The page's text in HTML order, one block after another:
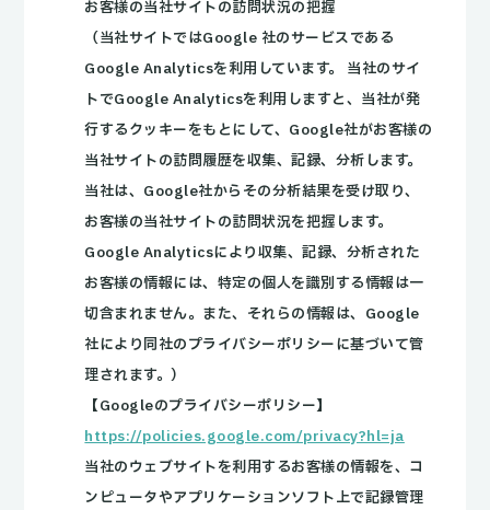
お客様の当社サイトの訪問状況の把握
（当社サイトではGoogle 社のサービスである
Google Analyticsを利用しています。 当社のサイ
トでGoogle Analyticsを利用しますと、当社が発
行するクッキーをもとにして、Google社がお客様の
当社サイトの訪問履歴を収集、記録、分析します。
当社は、Google社からその分析結果を受け取り、
お客様の当社サイトの訪問状況を把握します。
Google Analyticsにより収集、記録、分析された
お客様の情報には、特定の個人を識別する情報は一
切含まれません。また、それらの情報は、Google
社により同社のプライバシーポリシーに基づいて管
理されます。）
【Googleのプライバシーポリシー】
https://policies.google.com/privacy?hl=ja
当社のウェブサイトを利用するお客様の情報を、コ
ンピュータやアプリケーションソフト上で記録管理